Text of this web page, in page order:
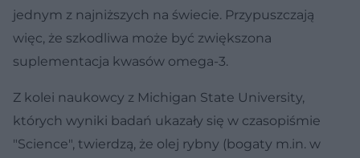
jednym z najniższych na świecie. Przypuszczają
więc, że szkodliwa może być zwiększona
suplementacja kwasów omega-3.
Z kolei naukowcy z Michigan State University,
których wyniki badań ukazały się w czasopiśmie
"Science", twierdzą, że olej rybny (bogaty m.in. w